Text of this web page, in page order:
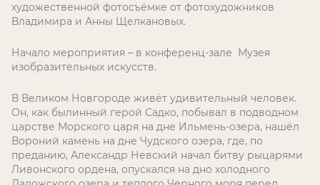
художественной фотосъёмке от фотохудожников
Владимира и Анны Щелкановых.
Начало мероприятия – в конференц-зале Музея
изобразительных искусств.
В Великом Новгороде живёт удивительный человек.
Он, как былинный герой Садко, побывал в подводном
царстве Морского царя на дне Ильмень-озера, нашёл
Вороний камень на дне Чудского озера, где, по
преданию, Александр Невский начал битву рыцарями
Ливонского ордена, опускался на дно холодного